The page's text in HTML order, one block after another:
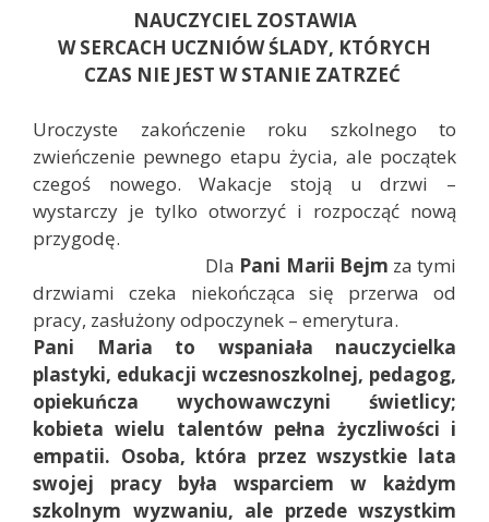
NAUCZYCIEL ZOSTAWIA
W SERCACH UCZNIÓW ŚLADY, KTÓRYCH
CZAS NIE JEST W STANIE ZATRZEĆ
Uroczyste zakończenie roku szkolnego to
zwieńczenie pewnego etapu życia, ale początek
czegoś nowego. Wakacje stoją u drzwi –
wystarczy je tylko otworzyć i rozpocząć nową
przygodę.
Dla Pani Marii Bejm za tymi
drzwiami czeka niekończąca się przerwa od
pracy, zasłużony odpoczynek – emerytura.
Pani Maria to wspaniała nauczycielka
plastyki, edukacji wczesnoszkolnej, pedagog,
opiekuńcza wychowawczyni świetlicy;
kobieta wielu talentów pełna życzliwości i
empatii. Osoba, która przez wszystkie lata
swojej pracy była wsparciem w każdym
szkolnym wyzwaniu, ale przede wszystkim